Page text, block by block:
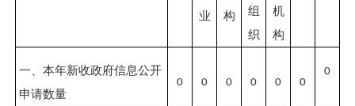
业
构
组
织
机
构
一、本年新收政府信息公开
申请数量
0 0 0 0 0 0
0